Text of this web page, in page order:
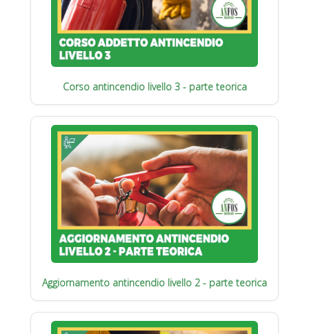
Corso antincendio livello 3 - parte teorica
Aggiornamento antincendio livello 2 - parte teorica